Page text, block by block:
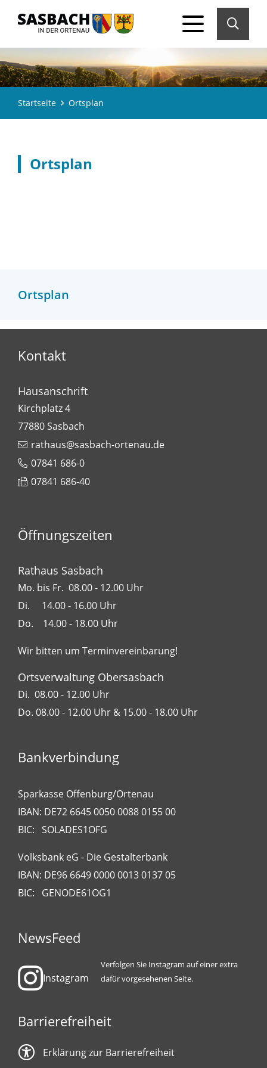
Startseite Ortsplan
Ortsplan
Ortsplan
Kontakt
Hausanschrift
Kirchplatz 4
77880Sasbach
rathaus@sasbach-ortenau.de
07841 686-0
07841 686-40
Öffnungszeiten
Rathaus Sasbach
Mo. bis Fr. 08.00 - 12.00 Uhr
Di. 14.00 - 16.00 Uhr
Do. 14.00 - 18.00 Uhr
Wir bitten um Terminvereinbarung!
Ortsverwaltung Obersasbach
Di. 08.00 - 12.00 Uhr
Do. 08.00 - 12.00 Uhr & 15.00 - 18.00 Uhr
Bankverbindung
Sparkasse Offenburg/Ortenau
IBAN: DE72 6645 0050 0088 0155 00
BIC: SOLADES1OFG
Volksbank eG - Die Gestalterbank
IBAN: DE96 6649 0000 0013 0137 05
BIC: GENODE61OG1
NewsFeed
Instagram
Verfolgen Sie Instagram auf einer extra
dafür vorgesehenen Seite.
Barrierefreiheit
Erklärung zur Barrierefreiheit